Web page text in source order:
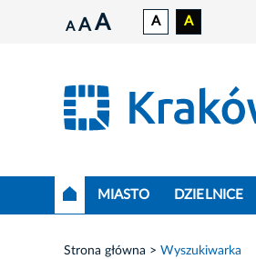
A A A A A
MIASTO DZIELNICE
Strona główna Wyszukiwarka